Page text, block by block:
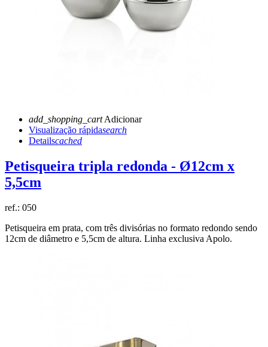
add_shopping_cartAdicionar
Visualização rápidasearch
Detailscached
Petisqueira tripla redonda - Ø12cm x
5,5cm
ref.: 050
Petisqueira em prata, com três divisórias no formato redondo sendo
12cm de diâmetro e 5,5cm de altura. Linha exclusiva Apolo.